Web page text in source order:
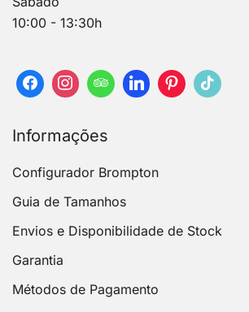
10:00 - 13:30h
Informações
Configurador Brompton
Guia de Tamanhos
Envios e Disponibilidade de Stock
Garantia
Métodos de Pagamento